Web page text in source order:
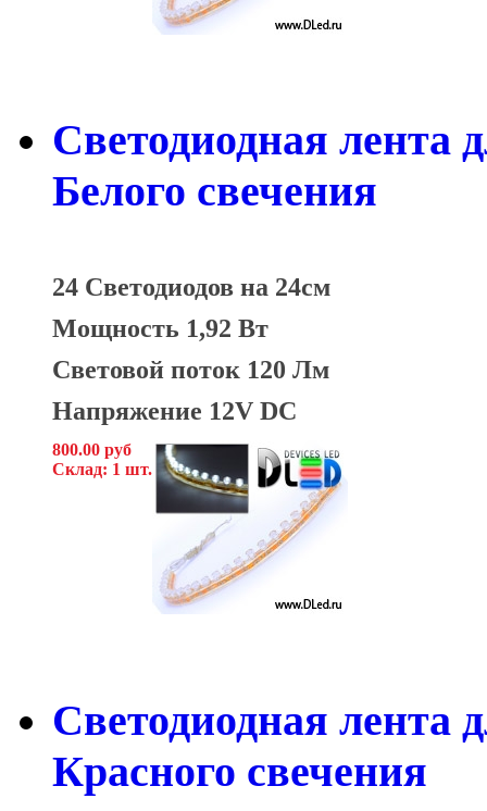
Светодиодная лента
Белого свечения
24 Светодиодов на 24см
Мощность 1,92 Вт
Световой поток 120 Лм
Напряжение 12V DC
800.00 руб
Склад: 1 шт.
Светодиодная лента
Красного свечения